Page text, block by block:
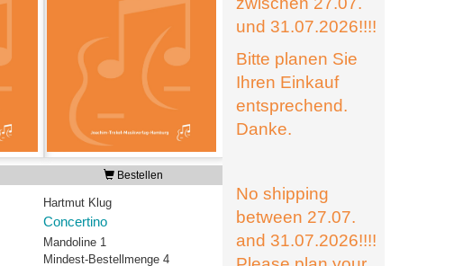
Bestellen
Hartmut Klug
Concertino
Mandoline 1
Mindest-Bestellmenge 4
und 31.07.2026!!!!
Bitte planen Sie
Ihren Einkauf
entsprechend.
Danke.
No shipping
between 27.07.
and 31.07.2026!!!!